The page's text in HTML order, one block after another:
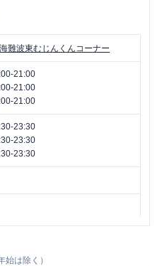
難波東むじんくんコーナー
21:00
21:00
21:00
23:30
23:30
23:30
難波ビル２Ｆ
は除く）